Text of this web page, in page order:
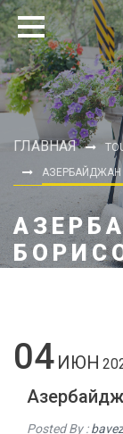
ГЛАВНАЯ
04 ИЮН
Posted By :